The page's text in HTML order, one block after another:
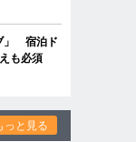
」 宿泊ド
も必須
っと見る